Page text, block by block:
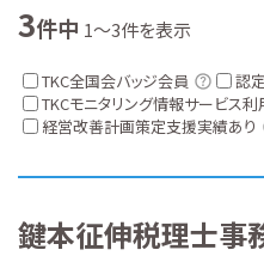
3件中 1～3件を表示
TKC全国会バッジ会員
認
TKCモニタリング情報サービス利
経営改善計画策定支援実績あり
鍵本征伸税理士事